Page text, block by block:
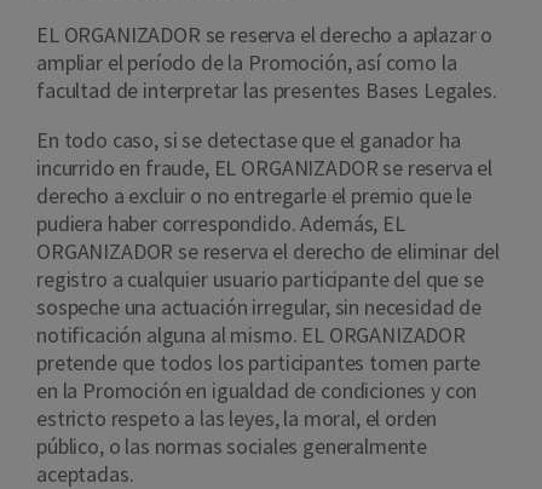
EL ORGANIZADOR se reserva el derecho a aplazar o
ampliar el período de la Promoción, así como la
facultad de interpretar las presentes Bases Legales.
En todo caso, si se detectase que el ganador ha
incurrido en fraude, EL ORGANIZADOR se reserva el
derecho a excluir o no entregarle el premio que le
pudiera haber correspondido. Además, EL
ORGANIZADOR se reserva el derecho de eliminar del
registro a cualquier usuario participante del que se
sospeche una actuación irregular, sin necesidad de
notificación alguna al mismo. EL ORGANIZADOR
pretende que todos los participantes tomen parte
en la Promoción en igualdad de condiciones y con
estricto respeto a las leyes, la moral, el orden
público, o las normas sociales generalmente
aceptadas.